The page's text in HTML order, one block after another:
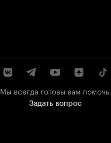
Мы всегда готовы вам помочь.
Задать вопрос